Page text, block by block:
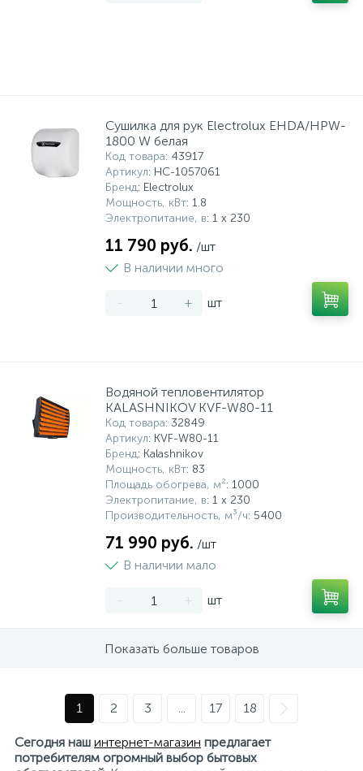
Cушилка для рук Electrolux EHDA/HPW-
1800 W белая
Код товара: 43917
Артикул: НС-1057061
Бренд: Electrolux
Мощность, кВт: 1.8
Электропитание, в: 1 x 230
11 790 руб. /шт
В наличии много
- + шт
Водяной тепловентилятор
KALASHNIKOV KVF-W80-11
Код товара: 32849
Артикул: KVF-W80-11
Бренд: Kalashnikov
Мощность, кВт: 83
Площадь обогрева, м²: 1000
Электропитание, в: 1 x 230
Производительность, м³/ч: 5400
71 990 руб. /шт
В наличии мало
- + шт
Показать больше товаров
1 2 3 ... 17 18
Сегодня наш интернет-магазин предлагает
потребителям огромный выбор бытовых